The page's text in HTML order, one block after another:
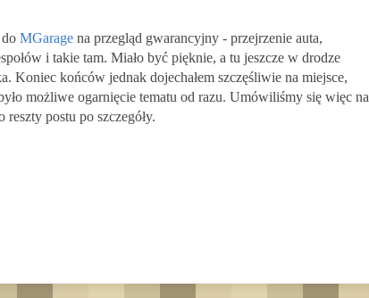
MGarage na przegląd gwarancyjny - przejrzenie auta,
i takie tam. Miało być pięknie, a tu jeszcze w drodze
Koniec końców jednak dojechałem szczęśliwie na miejsce,
możliwe ogarnięcie tematu od razu. Umówiliśmy się więc na
reszty postu po szczegóły.